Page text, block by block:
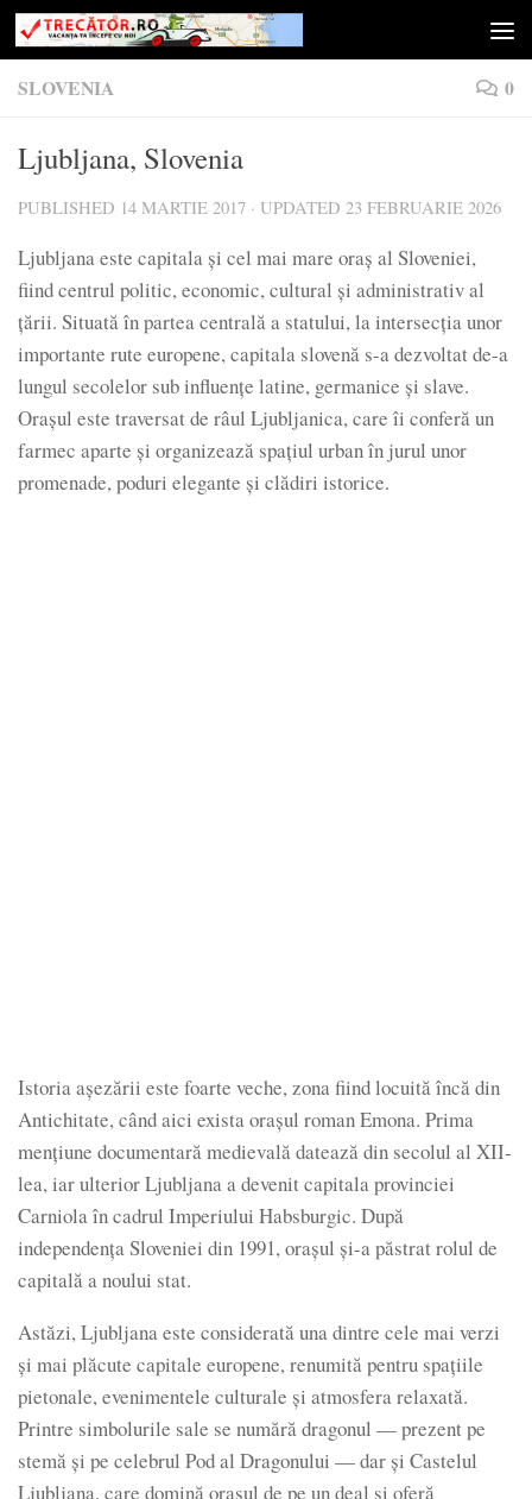
Skip to content
SLOVENIA 0
Ljubljana, Slovenia
PUBLISHED 14 MARTIE 2017 · UPDATED 23 FEBRUARIE 2026
Ljubljana este capitala și cel mai mare oraș al Sloveniei,
fiind centrul politic, economic, cultural și administrativ al
țării. Situată în partea centrală a statului, la intersecția unor
importante rute europene, capitala slovenă s-a dezvoltat de-a
lungul secolelor sub influențe latine, germanice și slave.
Orașul este traversat de râul Ljubljanica, care îi conferă un
farmec aparte și organizează spațiul urban în jurul unor
promenade, poduri elegante și clădiri istorice.
Istoria așezării este foarte veche, zona fiind locuită încă din
Antichitate, când aici exista orașul roman Emona. Prima
mențiune documentară medievală datează din secolul al XII-
lea, iar ulterior Ljubljana a devenit capitala provinciei
Carniola în cadrul Imperiului Habsburgic. După
independența Sloveniei din 1991, orașul și-a păstrat rolul de
capitală a noului stat.
Astăzi, Ljubljana este considerată una dintre cele mai verzi
și mai plăcute capitale europene, renumită pentru spațiile
pietonale, evenimentele culturale și atmosfera relaxată.
Printre simbolurile sale se numără dragonul — prezent pe
stemă și pe celebrul Pod al Dragonului — dar și Castelul
Ljubljana, care domină orașul de pe un deal și oferă